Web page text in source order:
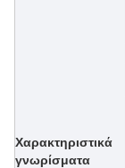
Χαρακτηριστικά
γνωρίσματα